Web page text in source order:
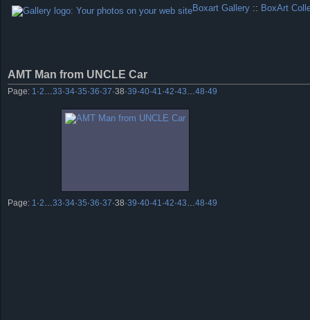
Boxart Gallery :: BoxArt
AMT Man from UNCLE Car
Page: 1 ·2 33·34·35·36·37·38·39·40·41 ·42·43 48·49
Page: 1 ·2 33·34·35·36·37·38·39·40·41 ·42·43 48·49